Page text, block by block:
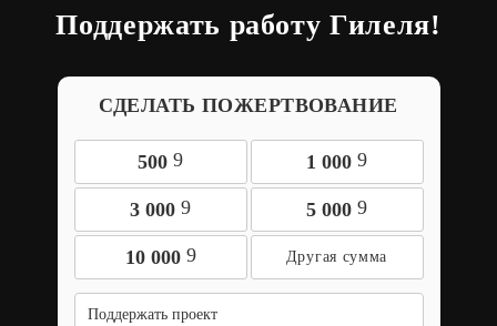
Поддержать работу Гилеля!
СДЕЛАТЬ ПОЖЕРТВОВАНИЕ
500 9 1 000 9
3 000 9 5 000 9
10 000 9
Поддержать проект